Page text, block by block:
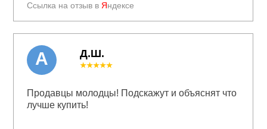
Ссылка на отзыв в Яндексе
Д.Ш.
★★★★★
Продавцы молодцы! Подскажут и объяснят что
лучше купить!
А